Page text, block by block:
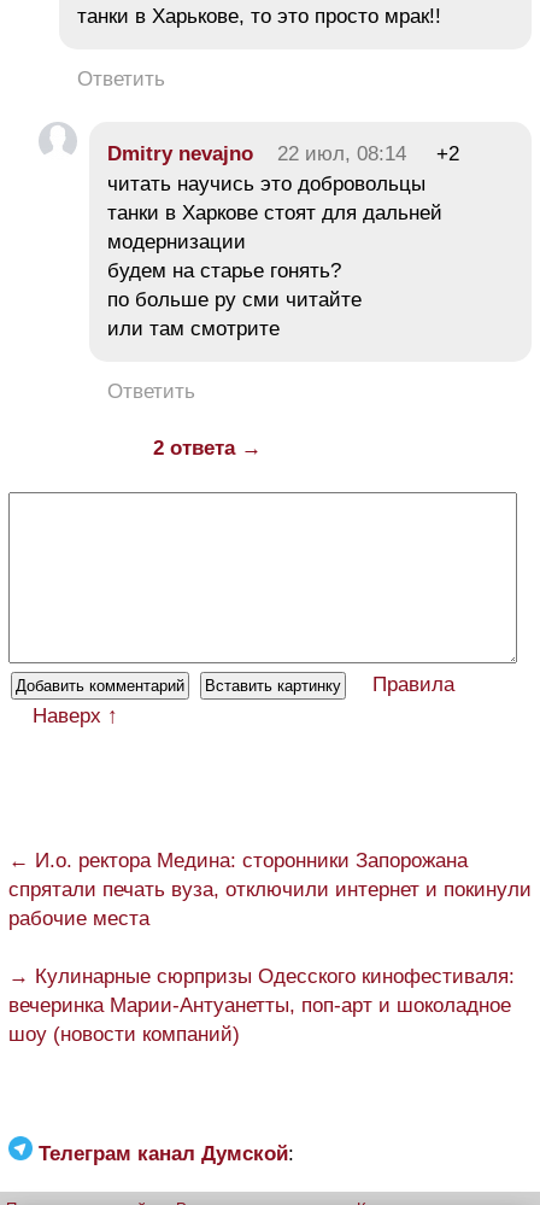
танки в Харькове, то это просто мрак!!
Ответить
Dmitry nevajno 22 июл, 08:14
+2
читать научись это добровольцы
танки в Харкове стоят для дальней
модернизации
будем на старье гонять?
по больше ру сми читайте
или там смотрите
Ответить
2 ответа →
Правила
Наверх ↑
← И.о. ректора Медина: сторонники Запорожана
спрятали печать вуза, отключили интернет и покинули
рабочие места
→ Кулинарные сюрпризы Одесского кинофестиваля:
вечеринка Марии-Антуанетты, поп-арт и шоколадное
шоу (новости компаний)
Телеграм канал Думской: